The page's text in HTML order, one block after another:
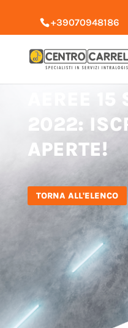
+39070948186
CORSO
AEREE
2022:
APERTE!
TORNA ALL'ELENCO